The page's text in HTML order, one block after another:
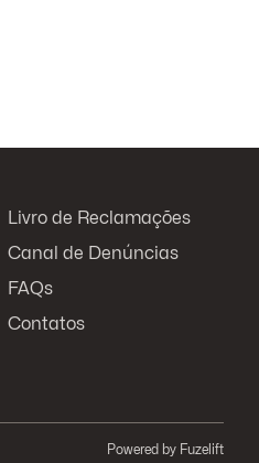
Livro de Reclamações
Canal de Denúncias
FAQs
Contatos
Powered by Fuzelift